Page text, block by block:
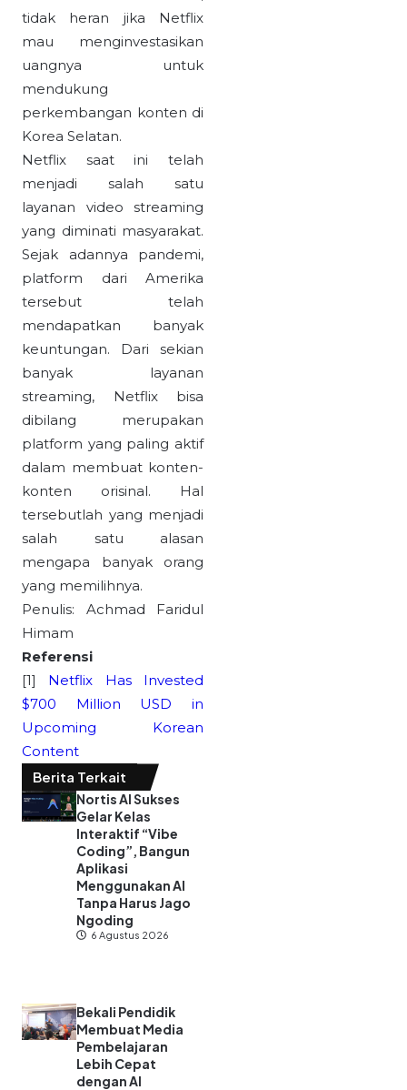
tidak heran jika Netflix
mau menginvestasikan
uangnya untuk
mendukung
perkembangan konten di
Korea Selatan.
Netflix saat ini telah
menjadi salah satu
layanan video streaming
yang diminati masyarakat.
Sejak adannya pandemi,
platform dari Amerika
tersebut telah
mendapatkan banyak
keuntungan. Dari sekian
banyak layanan
streaming, Netflix bisa
dibilang merupakan
platform yang paling aktif
dalam membuat konten-
konten orisinal. Hal
tersebutlah yang menjadi
salah satu alasan
mengapa banyak orang
yang memilihnya.
Penulis: Achmad Faridul
Himam
Referensi
[1] Netflix Has Invested
$700 Million USD in
Upcoming Korean
Content
Berita Terkait
Nortis AI Sukses
Gelar Kelas
Interaktif “Vibe
Coding”, Bangun
Aplikasi
Menggunakan AI
Tanpa Harus Jago
Ngoding
6 Agustus 2026
Bekali Pendidik
Membuat Media
Pembelajaran
Lebih Cepat
dengan AI